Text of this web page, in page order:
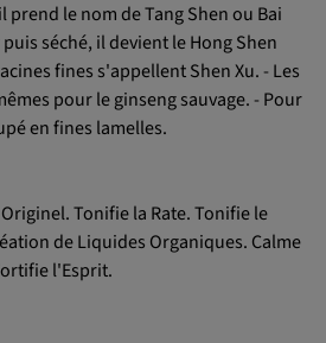
prend le nom de Tang Shen ou Bai
séché, il devient le Hong Shen
fines s'appellent Shen Xu. - Les
pour le ginseng sauvage. - Pour
en fines lamelles.
Tonifie la Rate. Tonifie le
de Liquides Organiques. Calme
l'Esprit.